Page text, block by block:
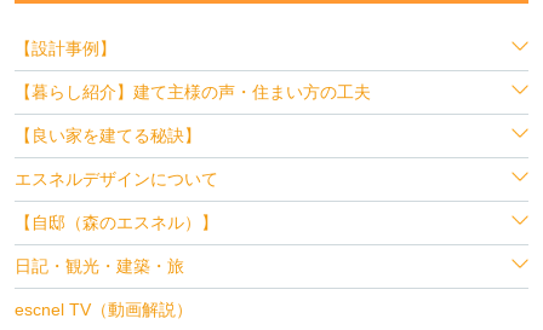
【設計事例】
【暮らし紹介】建て主様の声・住まい方の工夫
【良い家を建てる秘訣】
エスネルデザインについて
【自邸（森のエスネル）】
日記・観光・建築・旅
escnel TV（動画解説）